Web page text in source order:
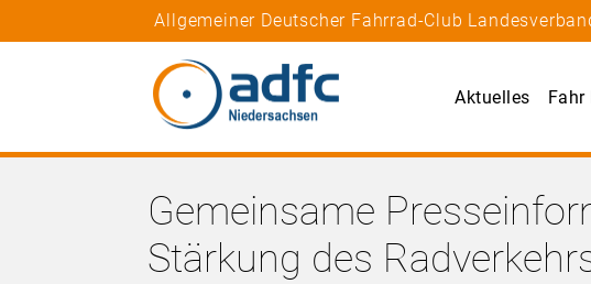
Allgemeiner Deutscher Fahrrad-Club
Aktuelles Fahr
Gemeinsame
Stärkung des